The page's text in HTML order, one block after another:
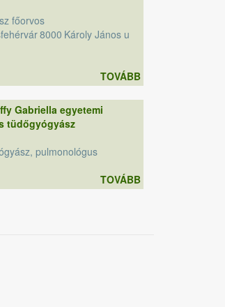
főorvos
8000 Károly János u
TOVÁBB
Gabriella egyetemi
tüdőgyógyász
pulmonológus
TOVÁBB